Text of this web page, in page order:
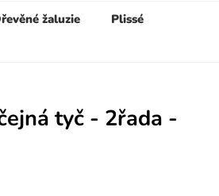
žaluzie
Plissé
tyč - 2řada -